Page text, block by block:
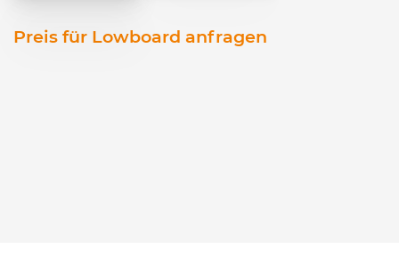
Preis für Lowboard anfragen